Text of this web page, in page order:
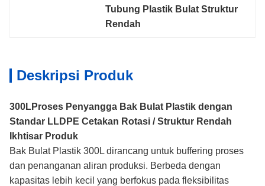
Tubung Plastik Bulat Struktur
Rendah
Deskripsi Produk
300LProses Penyangga Bak Bulat Plastik dengan
Standar LLDPE Cetakan Rotasi / Struktur Rendah
Ikhtisar Produk
Bak Bulat Plastik 300L dirancang untuk buffering proses
dan penanganan aliran produksi. Berbeda dengan
kapasitas lebih kecil yang berfokus pada fleksibilitas